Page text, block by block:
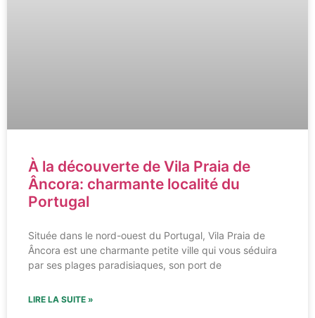
À la découverte de Vila Praia de
Âncora: charmante localité du
Portugal
Située dans le nord-ouest du Portugal, Vila Praia de
Âncora est une charmante petite ville qui vous séduira
par ses plages paradisiaques, son port de
LIRE LA SUITE »